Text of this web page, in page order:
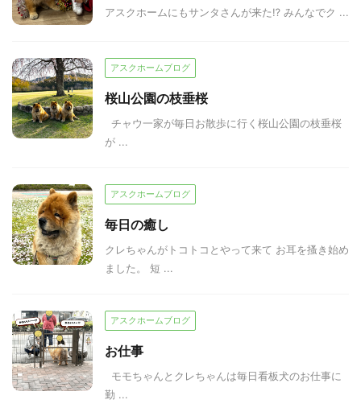
アスクホームにもサンタさんが来た⁉ みんなでク ...
アスクホームブログ
桜山公園の枝垂桜
チャウ一家が毎日お散歩に行く桜山公園の枝垂桜
が ...
アスクホームブログ
毎日の癒し
クレちゃんがトコトコとやって来て お耳を搔き始め
ました。 短 ...
アスクホームブログ
お仕事
モモちゃんとクレちゃんは毎日看板犬のお仕事に
勤 ...